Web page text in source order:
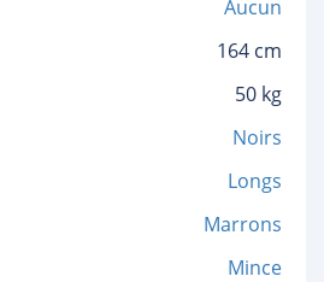
Aucun
164 cm
50 kg
Noirs
Longs
Marrons
Mince